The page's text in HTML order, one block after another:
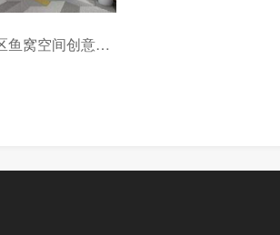
天誉青创社区鱼窝空间创意园写字楼出租